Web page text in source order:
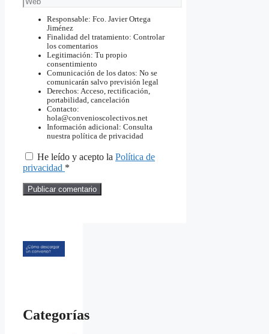
Responsable: Fco. Javier Ortega
Jiménez
Finalidad del tratamiento: Controlar
los comentarios
Legitimación: Tu propio
consentimiento
Comunicación de los datos: No se
comunicarán salvo previsión legal
Derechos: Acceso, rectificación,
portabilidad, cancelación
Contacto:
hola@convenioscolectivos.net
Información adicional: Consulta
nuestra política de privacidad
He leído y acepto la Política de
privacidad *
Categorías